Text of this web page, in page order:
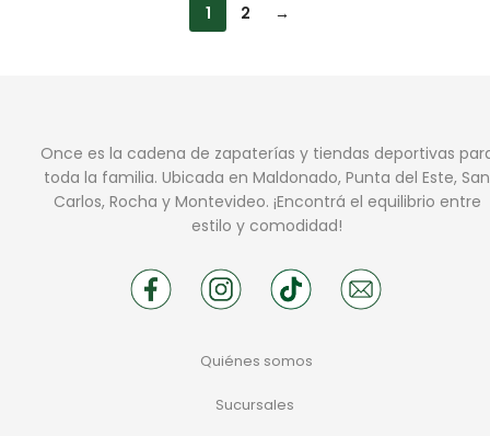
1 2 →
Once es la cadena de zapaterías y tiendas deportivas
toda la familia. Ubicada en Maldonado, Punta del Este, San
Carlos, Rocha y Montevideo. ¡Encontrá el equilibrio entre
estilo y comodidad!
Quiénes somos
Sucursales